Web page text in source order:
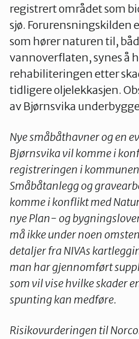
registrert området som
sjø. Forurensningskilden
som hører naturen til,
vannoverflaten, synes å
rehabiliteringen etter
tidligere oljelekkasjen.
av Bjørnsvika
Nye småbåthavner og en
Bjørnsvika vil komme i
registreringen i
Småbåtanlegg og
komme i konflikt med
nye Plan- og
må ikke under noen
detaljer fra NIVAs
man har gjennomført
som vil vise hvilke skader
spunting kan medføre.
Risikovurderingen til